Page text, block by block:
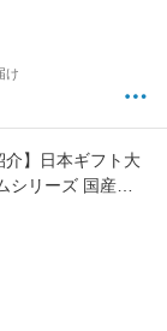
け
介】日本ギフト大
シリーズ 国産い
ルク ギフトセッ
用 御歳暮 御中元
斗 お歳暮 高級